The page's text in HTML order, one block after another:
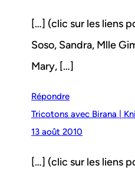
[…] (clic sur les liens
Soso, Sandra, Mlle
Mary, […]
Répondre
Tricotons avec Birana |
13 août 2010
[…] (clic sur les liens